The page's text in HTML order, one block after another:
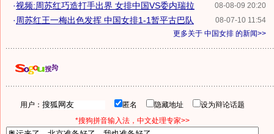
08-08-09 20:20
·视频:周苏红巧造打手出界 女排中国VS委内瑞拉
08-07-10 11:54
· 周苏红王一梅出色发挥 中国女排1-1暂平古巴队
更多关于 中国女排 的新闻>>
用户： 匿名 隐藏地址
设为辩论话题
*搜狗拼音输入法，中文处理专家>>